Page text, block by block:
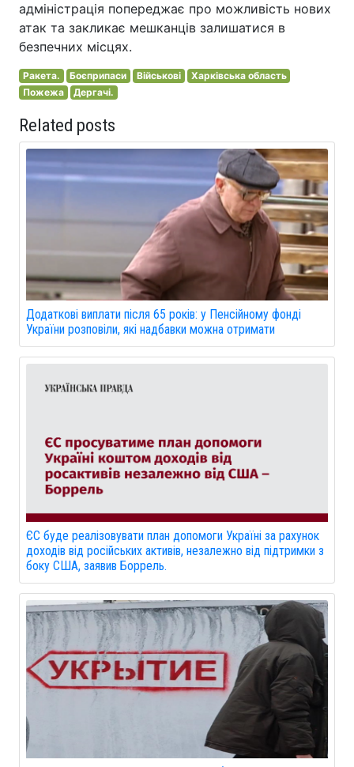
адміністрація попереджає про можливість нових
атак та закликає мешканців залишатися в
безпечних місцях.
Ракета. Боєприпаси Військові
Харківська область
Пожежа
Дергачі.
Related posts
Додаткові виплати після 65 років: у Пенсійному фонді
України розповіли, які надбавки можна отримати
ЄС буде реалізовувати план допомоги Україні за рахунок
доходів від російських активів, незалежно від підтримки з
боку США, заявив Боррель.